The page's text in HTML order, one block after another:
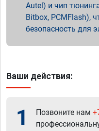
Autel) и чип
Bitbox, PCMFlash),
безопасность для
Ваши действия:
1 Позвоните нам